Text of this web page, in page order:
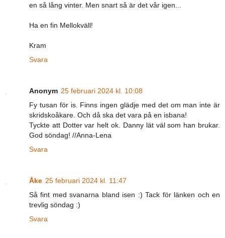
en så lång vinter. Men snart så är det vår igen...
Ha en fin Mellokväll!
Kram
Svara
Anonym 25 februari 2024 kl. 10:08
Fy tusan för is. Finns ingen glädje med det om man inte är
skridskoåkare. Och då ska det vara på en isbana!
Tyckte att Dotter var helt ok. Danny lät väl som han brukar.
God söndag! //Anna-Lena
Svara
Åke 25 februari 2024 kl. 11:47
Så fint med svanarna bland isen :) Tack för länken och en
trevlig söndag :)
Svara